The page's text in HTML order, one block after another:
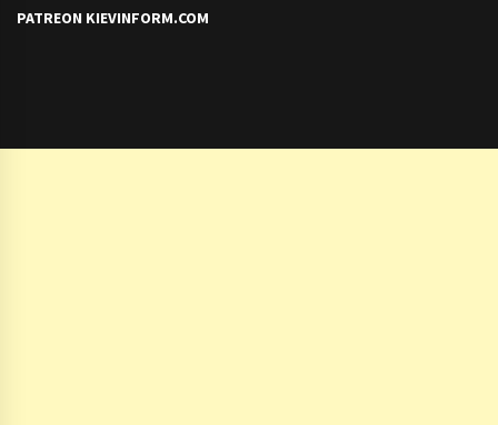
PATREON KIEVINFORM.COM